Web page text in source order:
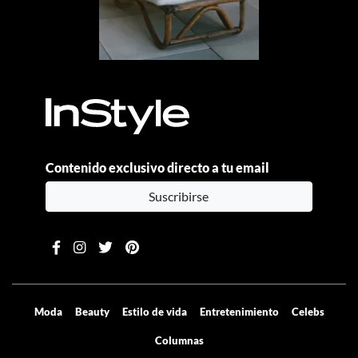
Contenido exclusivo directo a tu email
Suscribirse
Moda Beauty Estilo de vida Entretenimiento Celebs
Columnas